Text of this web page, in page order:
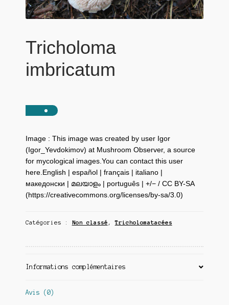
Tricholoma
imbricatum
Image : This image was created by user Igor
(Igor_Yevdokimov) at Mushroom Observer, a source
for mycological images.You can contact this user
here.English | español | français | italiano |
македонски | മലയാളം | português | +/− / CC BY-SA
(https://creativecommons.org/licenses/by-sa/3.0)
Catégories : Non classé ,Tricholomatacées
Informations complémentaires
Avis (0)